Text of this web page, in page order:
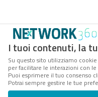
I tuoi contenuti, la
Su questo sito utilizziamo
per facilitare le interazioni con
Puoi esprimere il tuo consenso
Potrai sempre gestire le tue